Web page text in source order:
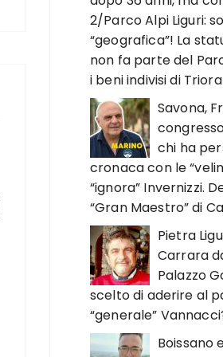
2/Parco Alpi Liguri:
“geografica”! La
non fa parte del
i beni indivisi di
Savona,
chi ha
cronaca con le
“ignora” Invernizzi.
“Gran Maestro” di
Pietra
Carrara
Palazzo
scelto di aderire al
“generale”
Boissano